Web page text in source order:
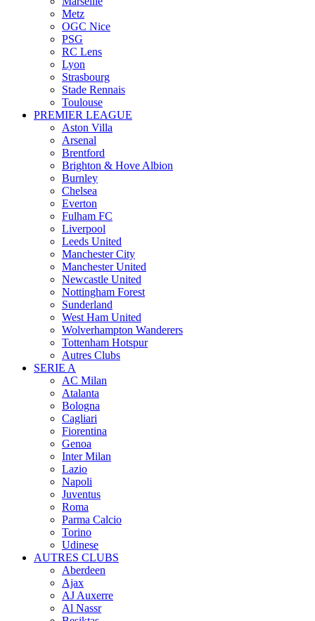
Metz
OGC Nice
PSG
RC Lens
Lyon
Strasbourg
Stade Rennais
Toulouse
PREMIER LEAGUE
Aston Villa
Arsenal
Brentford
Brighton & Hove Albion
Burnley
Chelsea
Everton
Fulham FC
Liverpool
Leeds United
Manchester City
Manchester United
Newcastle United
Nottingham Forest
Sunderland
West Ham United
Wolverhampton Wanderers
Tottenham Hotspur
Autres Clubs
SERIE A
AC Milan
Atalanta
Bologna
Cagliari
Fiorentina
Genoa
Inter Milan
Lazio
Napoli
Juventus
Roma
Parma Calcio
Torino
Udinese
AUTRES CLUBS
Aberdeen
Ajax
AJ Auxerre
Al Nassr